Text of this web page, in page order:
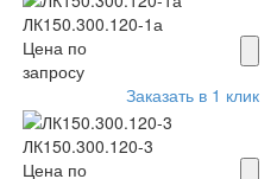
ЛК150.300.120-1а
Цена по
запросу
Заказать в 1 клик
ЛК150.300.120-3
Цена по